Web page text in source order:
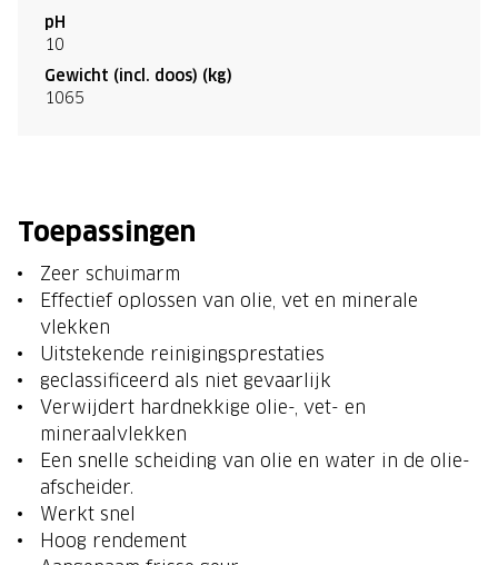
pH
10
Gewicht (incl. doos) (kg)
1065
Toepassingen
Zeer schuimarm
Effectief oplossen van olie, vet en minerale
vlekken
Uitstekende reinigingsprestaties
geclassificeerd als niet gevaarlijk
Verwijdert hardnekkige olie-, vet- en
mineraalvlekken
Een snelle scheiding van olie en water in de olie-
afscheider.
Werkt snel
Hoog rendement